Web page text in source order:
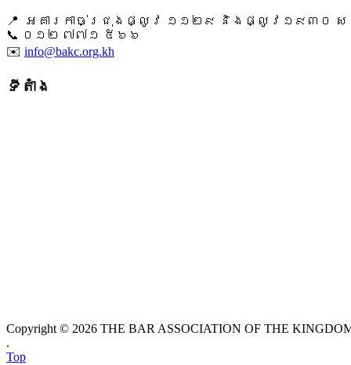
📍 អគារកាច់ជ្រុងផ្លូវ ១១២៩ និងផ្លូវ១៩៣០ ស
📞 ​០១២ ៧៧១ ៥៦៦
✉️ info@bakc.org.kh
ទីតាំង
Copyright © 2026 THE BAR ASSOCIATION OF THE
.
Top